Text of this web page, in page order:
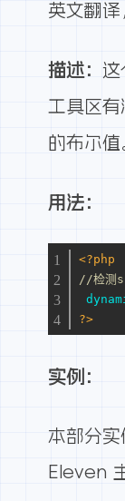
英文翻译
描述： 这
工具区
的布尔值
用法：
<?php
//检测
?>
实例：
本部分
Eleven